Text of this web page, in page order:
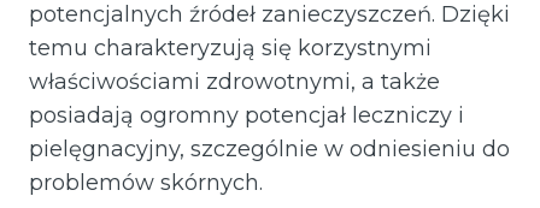
potencjalnych źródeł zanieczyszczeń. Dzięki
temu charakteryzują się korzystnymi
właściwościami zdrowotnymi, a także
posiadają ogromny potencjał leczniczy i
pielęgnacyjny, szczególnie w odniesieniu do
problemów skórnych.